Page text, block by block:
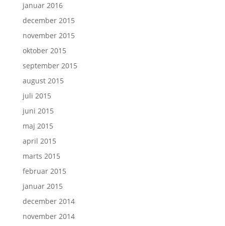
januar 2016
december 2015
november 2015
oktober 2015
september 2015
august 2015
juli 2015
juni 2015
maj 2015
april 2015
marts 2015
februar 2015
januar 2015
december 2014
november 2014